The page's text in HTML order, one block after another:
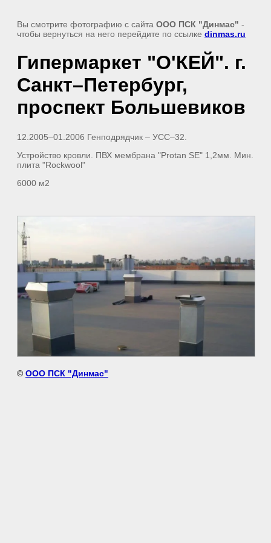
Вы смотрите фотографию с сайта ООО ПСК "Динмас" -
чтобы вернуться на него перейдите по ссылке dinmas.ru
Гипермаркет "О'КЕЙ". г.
Санкт–Петербург,
проспект Большевиков
12.2005–01.2006 Генподрядчик – УСС–32.
Устройство кровли. ПВХ мембрана "Protan SE" 1,2мм. Мин.
плита "Rockwool"
6000 м2
© ООО ПСК "Динмас"